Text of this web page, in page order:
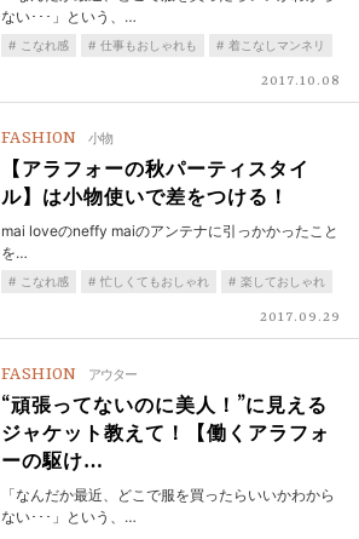
ない･･･」という、…
こなれ感 仕事もおしゃれも 着こなしマンネリ
2017.10.08
FASHION 小物
【アラフォーの秋パーティスタイ
ル】は小物使いで差をつける！
mai loveのneffy maiのアンテナに引っかかったこと
を…
こなれ感 忙しくてもおしゃれ 楽しておしゃれ
2017.09.29
FASHION アウター
“頑張ってないのに美人！”に見える
ジャケット教えて！【働くアラフォ
ーの駆け…
「なんだか最近、どこで服を買ったらいいかわから
ない･･･」という、…